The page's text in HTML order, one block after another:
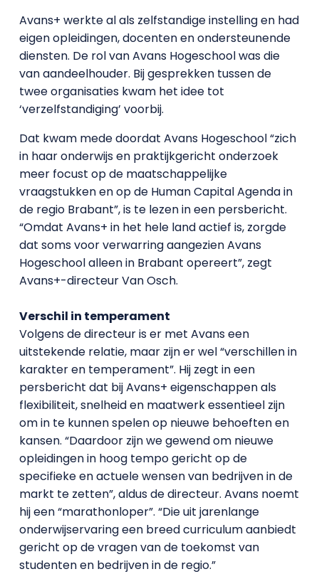
Avans+ werkte al als zelfstandige instelling en had
eigen opleidingen, docenten en ondersteunende
diensten. De rol van Avans Hogeschool was die
van aandeelhouder. Bij gesprekken tussen de
twee organisaties kwam het idee tot
‘verzelfstandiging’ voorbij.
Dat kwam mede doordat Avans Hogeschool “zich
in haar onderwijs en praktijkgericht onderzoek
meer focust op de maatschappelijke
vraagstukken en op de Human Capital Agenda in
de regio Brabant”, is te lezen in een persbericht.
“Omdat Avans+ in het hele land actief is, zorgde
dat soms voor verwarring aangezien Avans
Hogeschool alleen in Brabant opereert”, zegt
Avans+-directeur Van Osch.
Verschil in temperament
Volgens de directeur is er met Avans een
uitstekende relatie, maar zijn er wel “verschillen in
karakter en temperament”. Hij zegt in een
persbericht dat bij Avans+ eigenschappen als
flexibiliteit, snelheid en maatwerk essentieel zijn
om in te kunnen spelen op nieuwe behoeften en
kansen. “Daardoor zijn we gewend om nieuwe
opleidingen in hoog tempo gericht op de
specifieke en actuele wensen van bedrijven in de
markt te zetten”, aldus de directeur. Avans noemt
hij een “marathonloper”. “Die uit jarenlange
onderwijservaring een breed curriculum aanbiedt
gericht op de vragen van de toekomst van
studenten en bedrijven in de regio.”